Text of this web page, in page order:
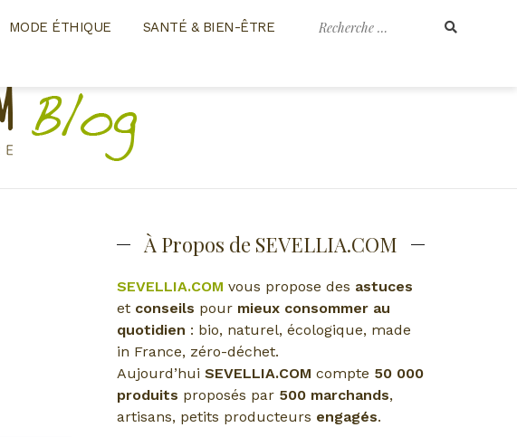
Recherche
MODE ÉTHIQUE
SANTÉ & BIEN-ÊTRE
À Propos de SEVELLIA.COM
SEVELLIA.COM vous propose des astuces
et conseils pour mieux consommer au
quotidien : bio, naturel, écologique, made
in France, zéro-déchet.
Aujourd’hui SEVELLIA.COM compte 50 000
produits proposés par 500 marchands,
artisans, petits producteurs engagés.